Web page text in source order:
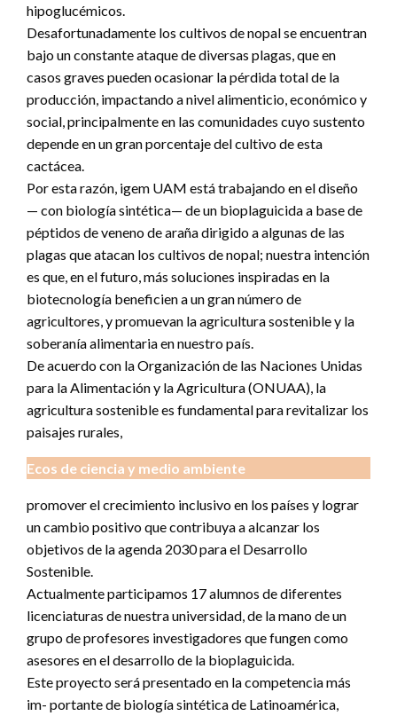
hipoglucémicos.
Desafortunadamente los cultivos de nopal se encuentran
bajo un constante ataque de diversas plagas, que en
casos graves pueden ocasionar la pérdida total de la
producción, impactando a nivel alimenticio, económico y
social, principalmente en las comunidades cuyo sustento
depende en un gran porcentaje del cultivo de esta
cactácea.
Por esta razón, igem UAM está trabajando en el diseño
— con biología sintética— de un bioplaguicida a base de
péptidos de veneno de araña dirigido a algunas de las
plagas que atacan los cultivos de nopal; nuestra intención
es que, en el futuro, más soluciones inspiradas en la
biotecnología beneficien a un gran número de
agricultores, y promuevan la agricultura sostenible y la
soberanía alimentaria en nuestro país.
De acuerdo con la Organización de las Naciones Unidas
para la Alimentación y la Agricultura (ONUAA), la
agricultura sostenible es fundamental para revitalizar los
paisajes rurales,
Ecos de ciencia y medio ambiente
promover el crecimiento inclusivo en los países y lograr
un cambio positivo que contribuya a alcanzar los
objetivos de la agenda 2030 para el Desarrollo
Sostenible.
Actualmente participamos 17 alumnos de diferentes
licenciaturas de nuestra universidad, de la mano de un
grupo de profesores investigadores que fungen como
asesores en el desarrollo de la bioplaguicida.
Este proyecto será presentado en la competencia más
im- portante de biología sintética de Latinoamérica,